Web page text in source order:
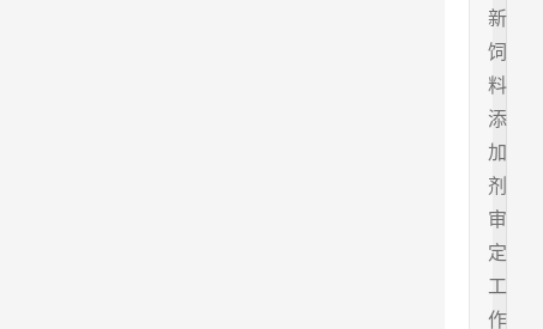
新
饲
料
添
加
剂
审
定
工
作